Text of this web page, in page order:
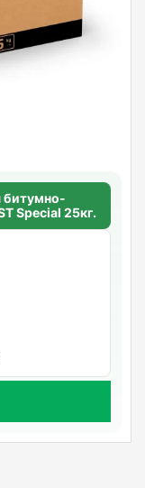
битумно-
Special 25кг.